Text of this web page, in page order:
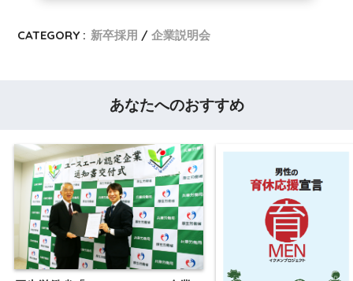
CATEGORY : 新卒採用 企業説明会
あなたへのおすすめ